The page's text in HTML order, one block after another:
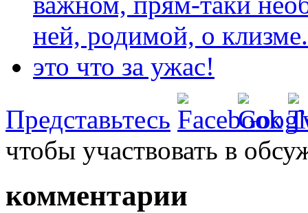
ней, родимой, о клизме.
это что за ужас!
Представьтесь
чтобы участвовать в
комментарии